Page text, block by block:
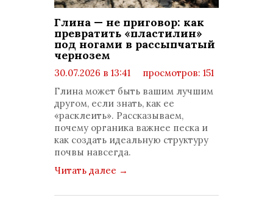
Глина — не приговор: как
превратить «пластилин»
под ногами в рассыпчатый
чернозем
30.07.2026 в 13:41
просмотров: 151
комментариев: 0
Глина может быть вашим лучшим
другом, если знать, как ее
«расклеить». Рассказываем,
почему органика важнее песка и
как создать идеальную структуру
почвы навсегда.
Читать далее →